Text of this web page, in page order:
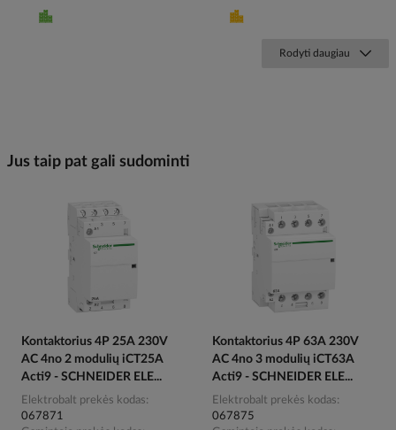
Rodyti daugiau
Jus taip pat gali sudominti
Kontaktorius 4P 25A 230V
AC 4no 2 modulių iCT25A
Acti9 - SCHNEIDER ELE...
Elektrobalt prekės kodas
067871
Kontaktorius 4P 63A 230V
AC 4no 3 modulių iCT63A
Acti9 - SCHNEIDER ELE...
Elektrobalt prekės kodas
067875